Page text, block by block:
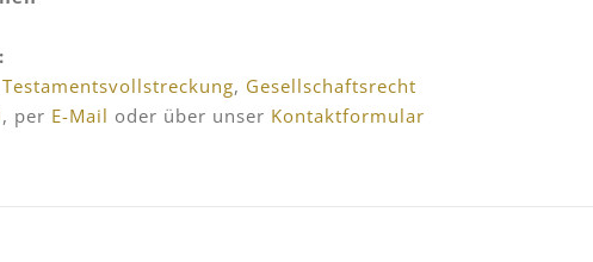
Testamentsvollstreckung, Gesellschaftsrecht
, per E-Mail oder über unser Kontaktformular